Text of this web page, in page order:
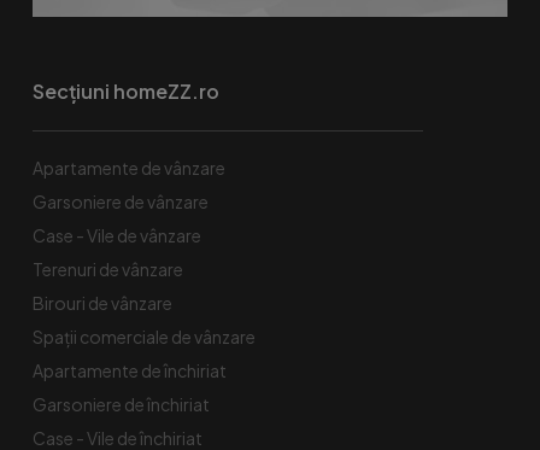
Secțiuni homeZZ.ro
Apartamente de vânzare
Garsoniere de vânzare
Case - Vile de vânzare
Terenuri de vânzare
Birouri de vânzare
Spaţii comerciale de vânzare
Apartamente de închiriat
Garsoniere de închiriat
Case - Vile de închiriat